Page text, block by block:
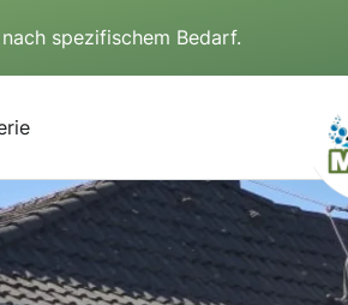
spezifischem Bedarf.